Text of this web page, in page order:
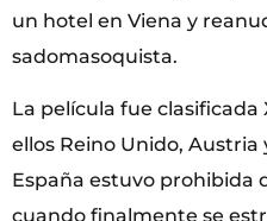
un hotel en Viena y
sadomasoquista.
La película fue clasificada
ellos Reino Unido, Austria
España estuvo prohibida
cuando finalmente se